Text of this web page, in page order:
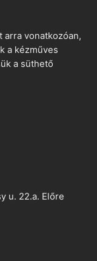
arra vonatkozóan,
a kézműves
a süthető
u. 22.a. Előre